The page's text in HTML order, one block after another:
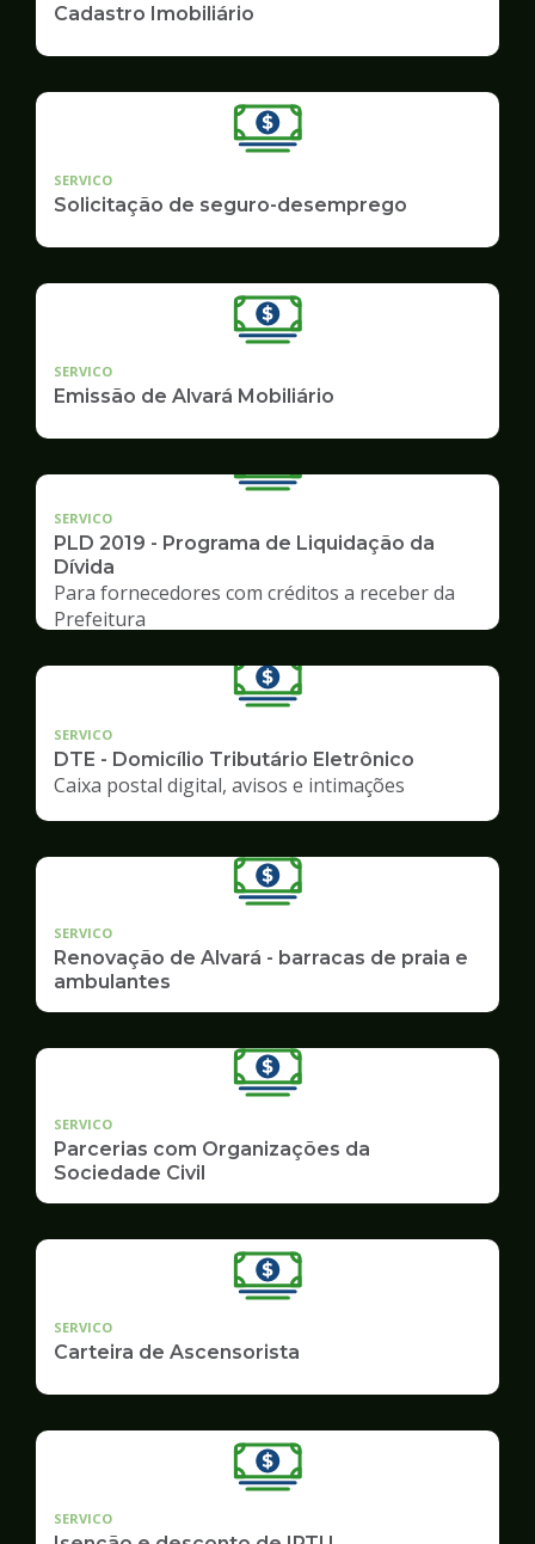
Cadastro Imobiliário
SERVICO
Solicitação de seguro-desemprego
SERVICO
Emissão de Alvará Mobiliário
SERVICO
PLD 2019 - Programa de Liquidação da
Dívida
Para fornecedores com créditos a receber da
Prefeitura
SERVICO
DTE - Domicílio Tributário Eletrônico
Caixa postal digital, avisos e intimações
SERVICO
Renovação de Alvará - barracas de praia e
ambulantes
SERVICO
Parcerias com Organizações da
Sociedade Civil
SERVICO
Carteira de Ascensorista
SERVICO